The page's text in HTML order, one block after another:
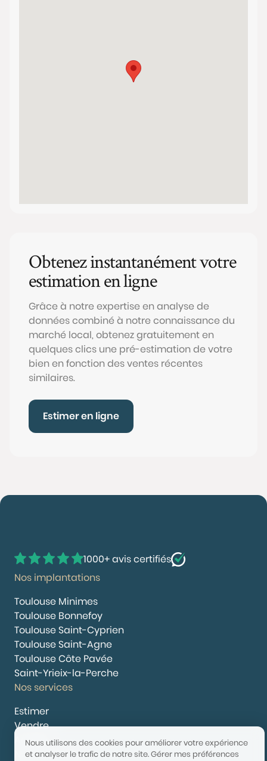
Obtenez instantanément votre
estimation en ligne
Grâce à notre expertise en analyse de
données combiné à notre connaissance du
marché local, obtenez gratuitement en
quelques clics une pré-estimation de votre
bien en fonction des ventes récentes
similaires.
Estimer en ligne
1000+ avis certifiés
Nos implantations
Toulouse Minimes
Toulouse Bonnefoy
Toulouse Saint-Cyprien
Toulouse Saint-Agne
Toulouse Côte Pavée
Saint-Yrieix-la-Perche
Nos services
Estimer
Vendre
Acheter
Nous rejoindre
Nous utilisons des cookies pour améliorer votre expérience
et analyser le trafic de notre site.Gérer mes préférences